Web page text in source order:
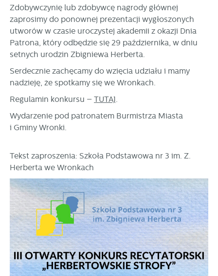
Zdobywczynię lub zdobywcę nagrody głównej
zaprosimy do ponownej prezentacji wygłoszonych
utworów w czasie uroczystej akademii z okazji Dnia
Patrona, który odbędzie się 29 października, w dniu
setnych urodzin Zbigniewa Herberta.
Serdecznie zachęcamy do wzięcia udziału i mamy
nadzieję, że spotkamy się we Wronkach.
Regulamin konkursu – TUTAJ.
Wydarzenie pod patronatem Burmistrza Miasta
i Gminy Wronki.
Tekst zaproszenia: Szkoła Podstawowa nr 3 im. Z.
Herberta we Wronkach
w charakterze pośredników prezentujących nasze treści w
postaci wiadomości, ofert, komunikatów mediów
społecznościowych.